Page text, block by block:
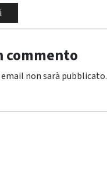
commento
non sarà pubblicato.